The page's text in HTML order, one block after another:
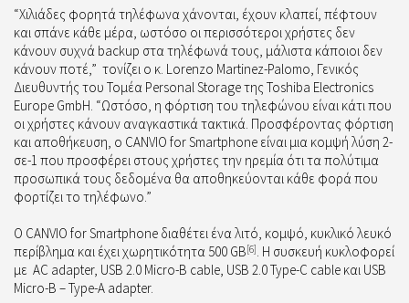
“Χιλιάδες φορητά τηλέφωνα χάνονται, έχουν κλαπεί, πέφτουν
και σπάνε κάθε μέρα, ωστόσο οι περισσότεροι χρήστες δεν
κάνουν συχνά backup στα τηλέφωνά τους, μάλιστα κάποιοι δεν
κάνουν ποτέ,” τονίζει ο κ. Lorenzo Martinez-Palomo, Γενικός
Διευθυντής του Τομέα Personal Storage της Toshiba Electronics
Europe GmbH. “Ωστόσο, η φόρτιση του τηλεφώνου είναι κάτι που
οι χρήστες κάνουν αναγκαστικά τακτικά. Προσφέροντας φόρτιση
και αποθήκευση, ο CANVIO for Smartphone είναι μια κομψή λύση 2-
σε-1 που προσφέρει στους χρήστες την ηρεμία ότι τα πολύτιμα
προσωπικά τους δεδομένα θα αποθηκεύονται κάθε φορά που
φορτίζει το τηλέφωνο.”
Ο CANVIO for Smartphone διαθέτει ένα λιτό, κομψό, κυκλικό λευκό
περίβλημα και έχει χωρητικότητα 500 GB[6]. Η συσκευή κυκλοφορεί
με AC adapter, USB 2.0 Micro-B cable, USB 2.0 Type-C cable και USB
Micro-B – Type-A adapter.